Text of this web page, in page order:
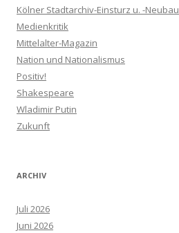
Kölner Stadtarchiv-Einsturz u. -Neubau
Medienkritik
Mittelalter-Magazin
Nation und Nationalismus
Positiv!
Shakespeare
Wladimir Putin
Zukunft
ARCHIV
Juli 2026
Juni 2026